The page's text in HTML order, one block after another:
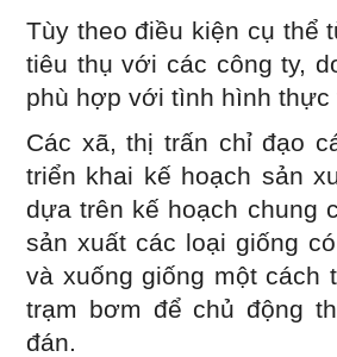
Tùy theo điều kiện cụ thể
tiêu thụ với các công ty,
phù hợp với tình hình thực
Các xã, thị trấn chỉ đạo
triển khai kế hoạch sản
dựa trên kế hoạch chung
sản xuất các loại giống
và xuống giống một cách
trạm bơm để chủ động
đán.